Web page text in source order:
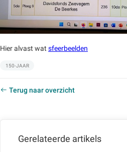
Hier alvast wat sfeerbeelden
Labels:
150-JAAR
Terug naar overzicht
Gerelateerde artikels